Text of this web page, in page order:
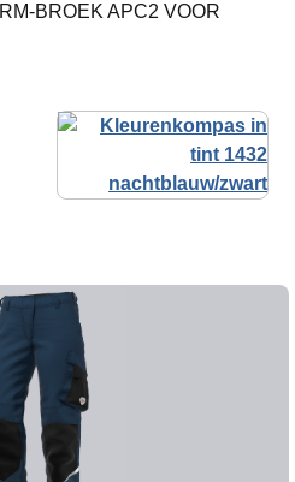
BROEK APC2 VOOR